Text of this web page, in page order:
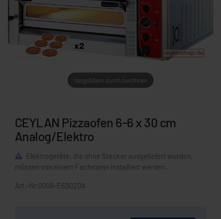
Vergrößern durch berühren
CEYLAN Pizzaofen 6-6 x 30 cm
Analog/Elektro
Elektrogeräte, die ohne Stecker ausgeliefert wurden,
müssen von einem Fachmann installiert werden.
Art.-Nr. 0009-E6302DA